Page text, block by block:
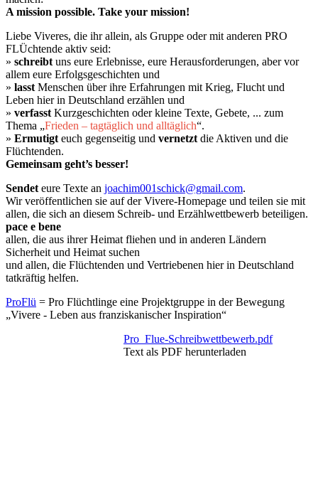
A mission possible. Take your mission!
Liebe Viveres, die ihr allein, als Gruppe oder mit anderen PRO
FLÜchtende aktiv seid:
» schreibt uns eure Erlebnisse, eure Herausforderungen, aber vor
allem eure Erfolgsgeschichten und
» lasst Menschen über ihre Erfahrungen mit Krieg, Flucht und
Leben hier in Deutschland erzählen und
» verfasst Kurzgeschichten oder kleine Texte, Gebete, ... zum
Thema „Frieden – tagtäglich und alltäglich“.
» Ermutigt euch gegenseitig und vernetzt die Aktiven und die
Flüchtenden.
Gemeinsam geht’s besser!
Sendet eure Texte an joachim001schick@gmail.com.
Wir veröffentlichen sie auf der Vivere-Homepage und teilen sie mit
allen, die sich an diesem Schreib- und Erzählwettbewerb beteiligen.
pace e bene
allen, die aus ihrer Heimat fliehen und in anderen Ländern
Sicherheit und Heimat suchen
und allen, die Flüchtenden und Vertriebenen hier in Deutschland
tatkräftig helfen.
ProFlü = Pro Flüchtlinge eine Projektgruppe in der Bewegung
„Vivere - Leben aus franziskanischer Inspiration“
Pro_Flue-Schreibwettbewerb.pdf
Text als PDF herunterladen